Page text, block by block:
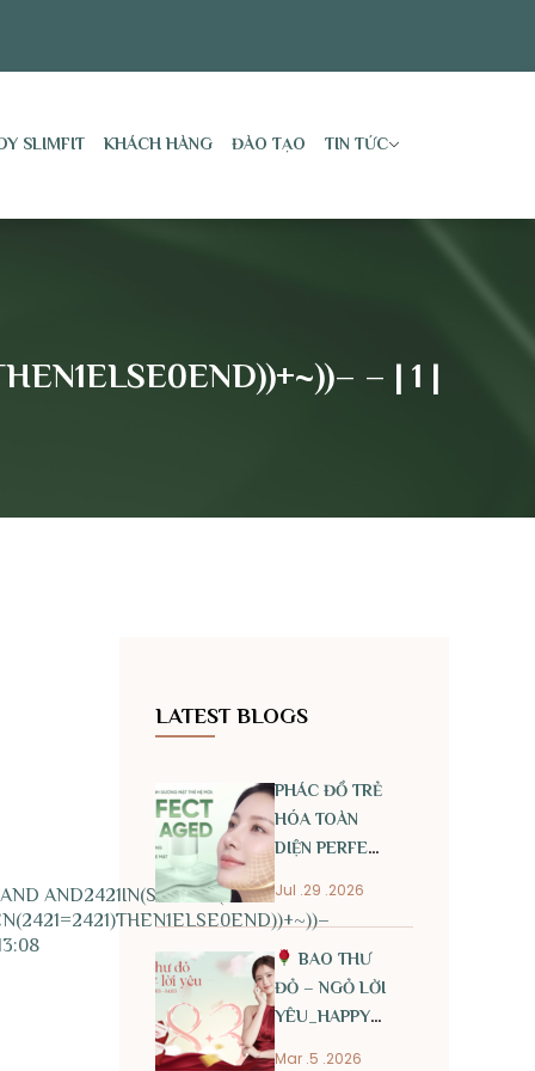
SLIMFIT KHÁCH HÀNG ĐÀO TẠO TIN TỨC
– | 1 |
AND2421IN(SELECT(~+
LATEST BLOGS
PHÁC ĐỒ TRẺ
HÓA TOÀN
DIỆN PERFECT
Jul .29 .2026
BAO THƯ
ĐỎ – NGỎ LỜI
YÊU_HAPPY
Mar .5 .2026